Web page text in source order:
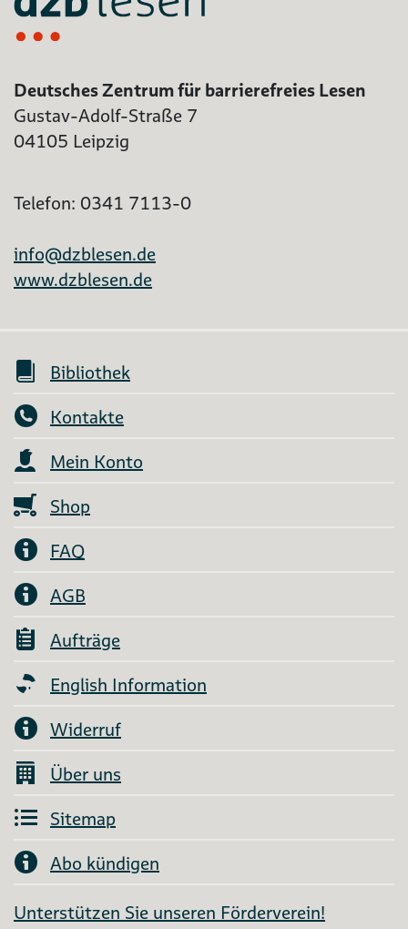
Deutsches Zentrum für barrierefreies Lesen
Gustav-Adolf-Straße 7
04105 Leipzig
Telefon: 0341 7113-0
info@dzblesen.de
www.dzblesen.de
Bibliothek
Kontakte
Mein Konto
Shop
FAQ
AGB
Aufträge
English Information
Widerruf
Über uns
Sitemap
Abo kündigen
Unterstützen Sie unseren Förderverein!